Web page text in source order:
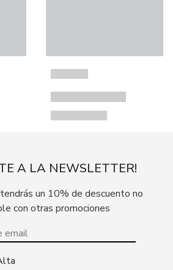
A LA NEWSLETTER!
un 10% de descuento no
con otras promociones